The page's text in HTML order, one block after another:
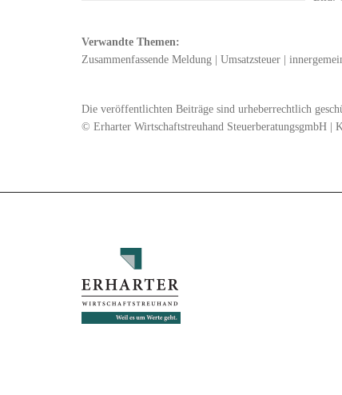
Verwandte Themen:
Zusammenfassende Meldung | Umsatzsteuer |
Die veröffentlichten Beiträge sind urheberrechtlich
© Erharter Wirtschaftstreuhand SteuerberatungsgmbH |